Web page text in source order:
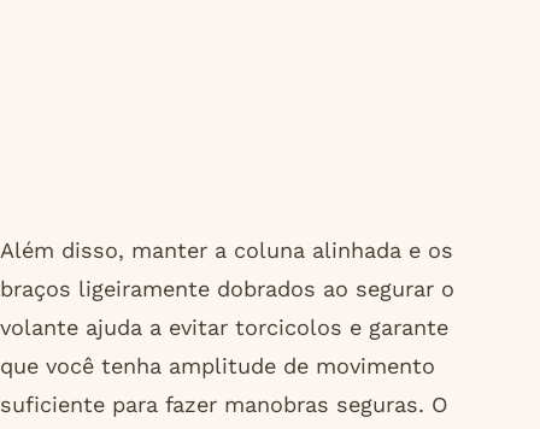
Além disso, manter a coluna alinhada e os
braços ligeiramente dobrados ao segurar o
volante ajuda a evitar torcicolos e garante
que você tenha amplitude de movimento
suficiente para fazer manobras seguras. O